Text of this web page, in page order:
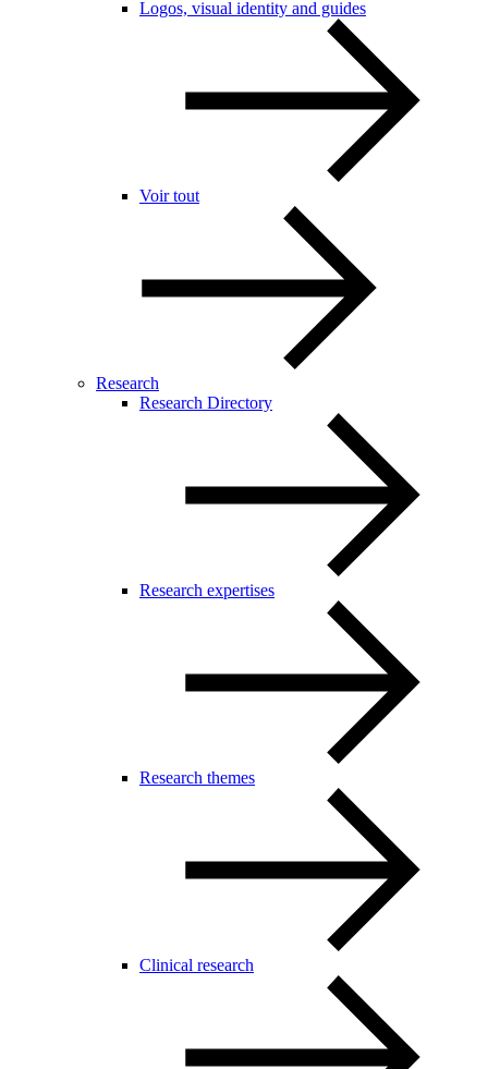
Logos, visual identity and guides
Voir tout
Research
Research Directory
Research expertises
Research themes
Clinical research